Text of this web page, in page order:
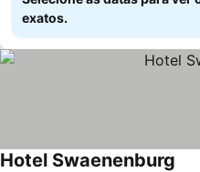
exatos.
Hotel Swaenenburg